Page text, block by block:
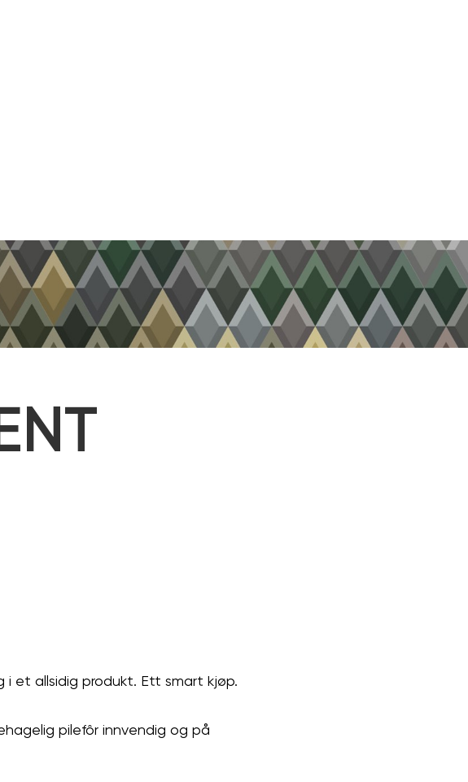
i et allsidig produkt. Ett smart kjøp.
pilefôr innvendig og på